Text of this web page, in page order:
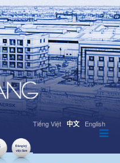
Tiếng Việt 中文 English
Đăng ký
việc làm